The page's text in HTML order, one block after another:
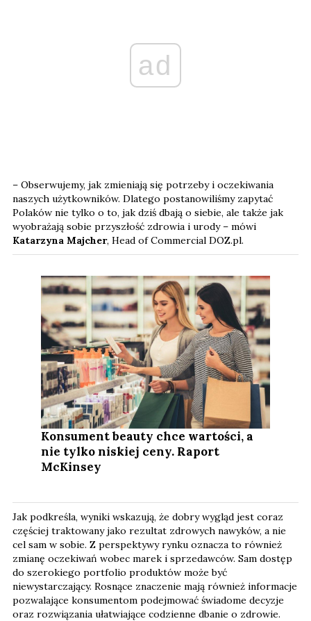
ad
– Obserwujemy, jak zmieniają się potrzeby i oczekiwania
naszych użytkowników. Dlatego postanowiliśmy zapytać
Polaków nie tylko o to, jak dziś dbają o siebie, ale także jak
wyobrażają sobie przyszłość zdrowia i urody – mówi
Katarzyna Majcher, Head of Commercial DOZ.pl.
Konsument beauty chce wartości, a
nie tylko niskiej ceny. Raport
McKinsey
Jak podkreśla, wyniki wskazują, że dobry wygląd jest coraz
częściej traktowany jako rezultat zdrowych nawyków, a nie
cel sam w sobie. Z perspektywy rynku oznacza to również
zmianę oczekiwań wobec marek i sprzedawców. Sam dostęp
do szerokiego portfolio produktów może być
niewystarczający. Rosnące znaczenie mają również informacje
pozwalające konsumentom podejmować świadome decyzje
oraz rozwiązania ułatwiające codzienne dbanie o zdrowie.